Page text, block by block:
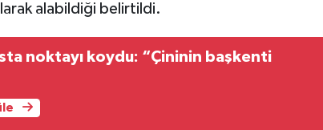
alabildiği belirtildi.
noktayı koydu: “Çininin başkenti